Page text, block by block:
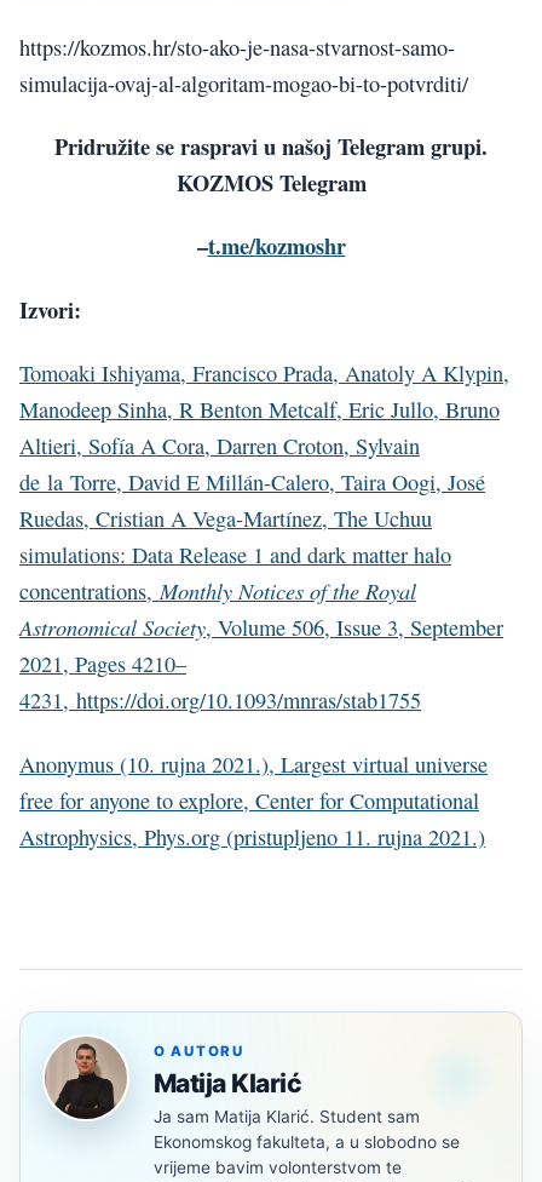
https://kozmos.hr/sto-ako-je-nasa-stvarnost-samo-
simulacija-ovaj-al-algoritam-mogao-bi-to-potvrditi/
Pridružite se raspravi u našoj Telegram grupi.
KOZMOS Telegram
–t.me/kozmoshr
Izvori:
Tomoaki Ishiyama, Francisco Prada, Anatoly A Klypin,
Manodeep Sinha, R Benton Metcalf, Eric Jullo, Bruno
Altieri, Sofía A Cora, Darren Croton, Sylvain
de la Torre, David E Millán-Calero, Taira Oogi, José
Ruedas, Cristian A Vega-Martínez, The Uchuu
simulations: Data Release 1 and dark matter halo
concentrations,Monthly Notices of the Royal
Astronomical Society, Volume 506, Issue 3, September
2021, Pages 4210–
4231, https://doi.org/10.1093/mnras/stab1755
Anonymus (10. rujna 2021.), Largest virtual universe
free for anyone to explore, Center for Computational
Astrophysics, Phys.org (pristupljeno 11. rujna 2021.)
O AUTORU
Matija Klarić
Ja sam Matija Klarić. Student sam
Ekonomskog fakulteta, a u slobodno se
vrijeme bavim volonterstvom te